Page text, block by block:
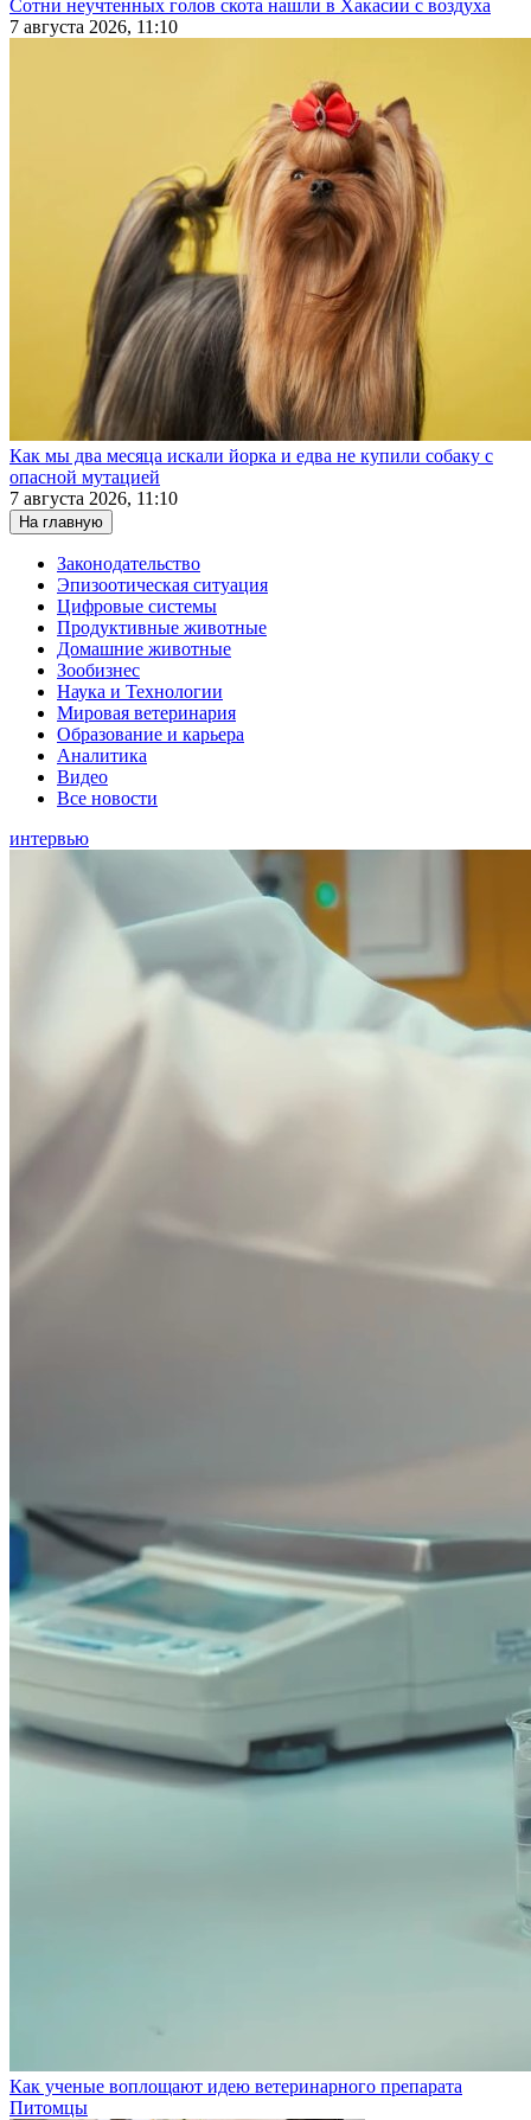
Сотни неучтенных голов скота нашли в Хакасии с воздуха
7 августа 2026, 11:10
Как мы два месяца искали йорка и едва не купили собаку с
опасной мутацией
7 августа 2026, 11:10
На главную
Законодательство
Эпизоотическая ситуация
Цифровые системы
Продуктивные животные
Домашние животные
Зообизнес
Наука и Технологии
Мировая ветеринария
Образование и карьера
Аналитика
Видео
Все новости
интервью
Как ученые воплощают идею ветеринарного препарата
Питомцы